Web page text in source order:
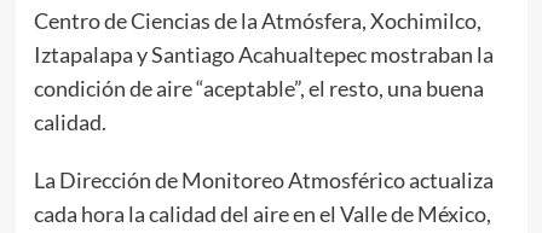
Centro de Ciencias de la Atmósfera, Xochimilco,
Iztapalapa y Santiago Acahualtepec mostraban la
condición de aire “aceptable”, el resto, una buena
calidad.
La Dirección de Monitoreo Atmosférico actualiza
cada hora la calidad del aire en el Valle de México,